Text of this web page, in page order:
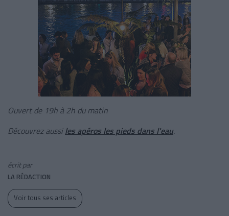
Ouvert de 19h à 2h du matin
Découvrez aussiles apéros les pieds dans l'eau.
écrit par
LA RÉDACTION
Voir tous ses articles